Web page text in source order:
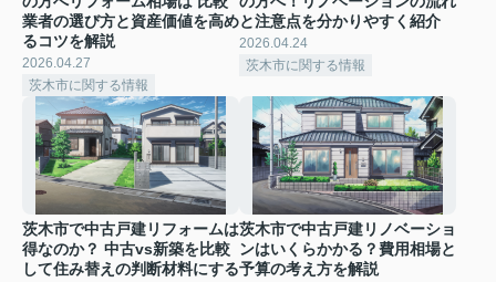
業者の選び方と資産価値を高め
るコツを解説
2026.04.27
茨木市に関する情報
と注意点を分かりやすく紹介
2026.04.24
茨木市に関する情報
茨木市で中古戸建リフォームは
得なのか？ 中古vs新築を比較
して住み替えの判断材料にする
茨木市で中古戸建リノベーショ
ンはいくらかかる？費用相場と
予算の考え方を解説